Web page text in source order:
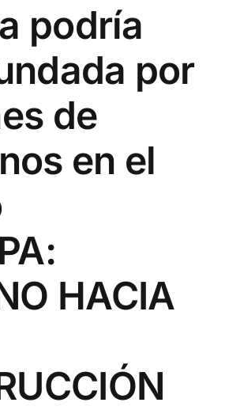
podría
por
de
en el
HACIA